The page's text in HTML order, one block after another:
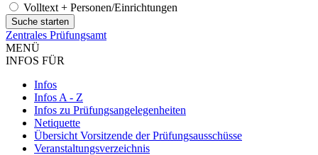
Volltext + Personen/Einrichtungen
Zentrales Prüfungsamt
MENÜ
INFOS FÜR
Infos
Infos A - Z
Infos zu Prüfungsangelegenheiten
Netiquette
Übersicht Vorsitzende der Prüfungsausschüsse
Veranstaltungsverzeichnis